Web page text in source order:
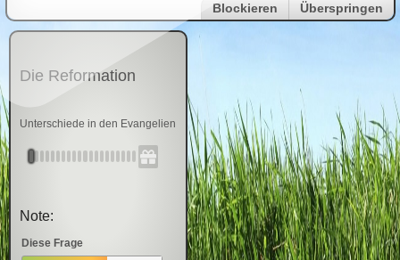
Blockieren Überspringen
Die Reformation
Unterschiede in den Evangelien
Note:
Diese Frage